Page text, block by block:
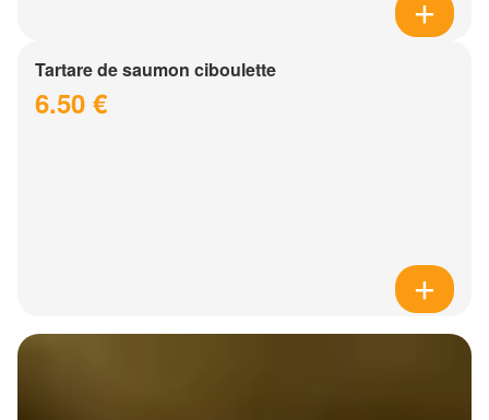
Tartare de saumon ciboulette
6.50 €